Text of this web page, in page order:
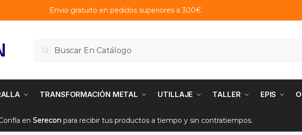
Envio gratuito en pedidos superiores a 300€
Buscar
Buscar
TRANSFORMACIÓN METAL UTILLAJE TALLER EPIS
en Sereconpara recibir tus productos a tiempo y sin contratiempos.